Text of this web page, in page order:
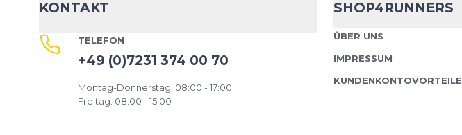
KONTAKT
TELEFON
+49 (0)7231 374 00 70
Montag-Donnerstag: 08:00 - 17:00
Freitag: 08:00 - 15:00
SHOP4RUNNERS
ÜBER UNS
IMPRESSUM
KUNDENKONTOVORTEILE